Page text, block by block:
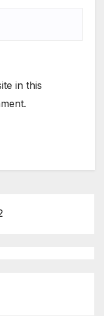
in this